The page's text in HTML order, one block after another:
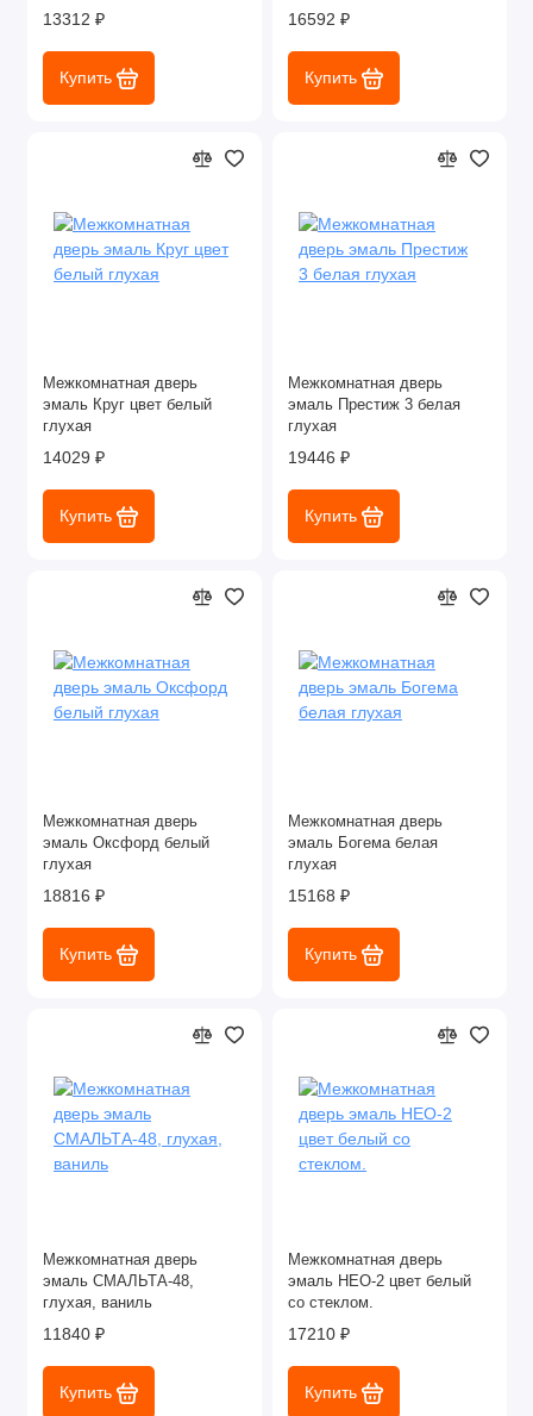
13312 ₽
Купить
золото
16592 ₽
Купить
Межкомнатная дверь
эмаль Круг цвет белый
глухая
14029 ₽
Купить
Межкомнатная дверь
эмаль Престиж 3 белая
глухая
19446 ₽
Купить
Межкомнатная дверь
эмаль Оксфорд белый
глухая
18816 ₽
Купить
Межкомнатная дверь
эмаль Богема белая
глухая
15168 ₽
Купить
Межкомнатная дверь
эмаль СМАЛЬТА-48,
глухая, ваниль
11840 ₽
Купить
Межкомнатная дверь
эмаль НЕО-2 цвет белый
со стеклом.
17210 ₽
Купить